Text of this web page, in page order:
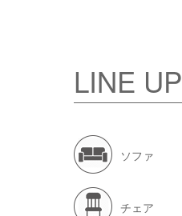
LINE UP
ソファ
チェア